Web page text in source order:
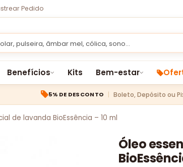
Pedido
Benefícios Kits Bem-estar
5% DE DESCONTO Boleto, Depósito ou
de lavanda BioEssência – 10 ml
Óleo